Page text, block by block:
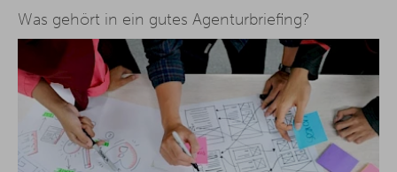
Was gehört in ein gutes Agenturbriefing?